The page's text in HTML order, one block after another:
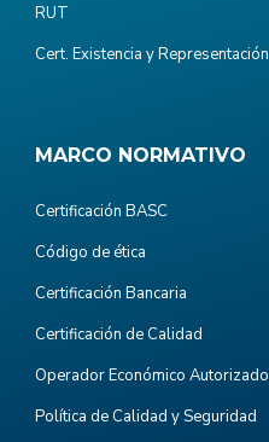
RUT
Cert. Existencia y Representación
MARCO NORMATIVO
Certificación BASC
Código de ética
Certificación Bancaria
Certificación de Calidad
Operador Económico Autorizado
Política de Calidad y Seguridad